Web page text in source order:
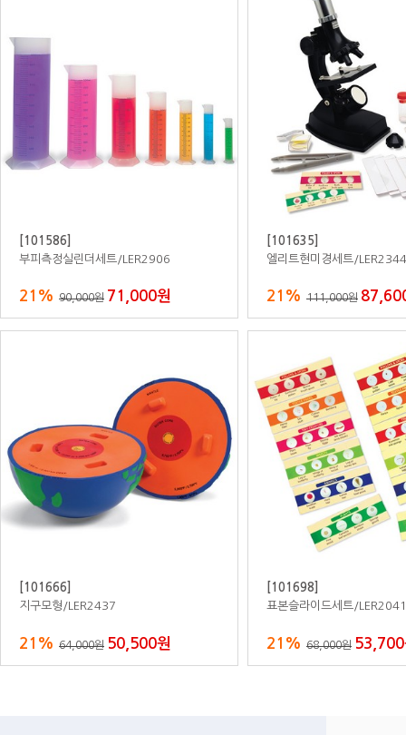
[810461]
자작합판도서영역책장세트/사물함형B
4,700,000원
[810465]
자작합판영아용슬리핑하우
25% 2,500,000원
[770601]
자작나무다목적책상/양면/자석겸용
30% 920,000원 644,000원
[770605]
자작나무악기장
30% 700,000원